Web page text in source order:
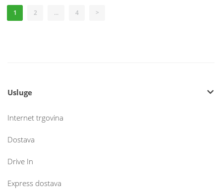
1 2 ... 4 >
Usluge
Internet trgovina
Dostava
Drive In
Express dostava